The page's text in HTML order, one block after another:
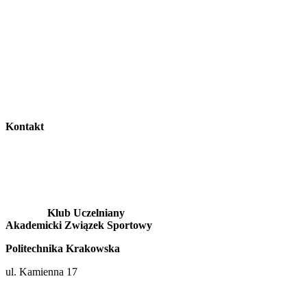
Kontakt
Klub Uczelniany
Akademicki Związek Sportowy
Politechnika Krakowska
ul. Kamienna 17